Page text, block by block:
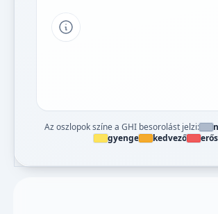
Tipp a grafikon
Az oszlopok színe a GHI besorolást jelzi:
gyenge
kedvező erős